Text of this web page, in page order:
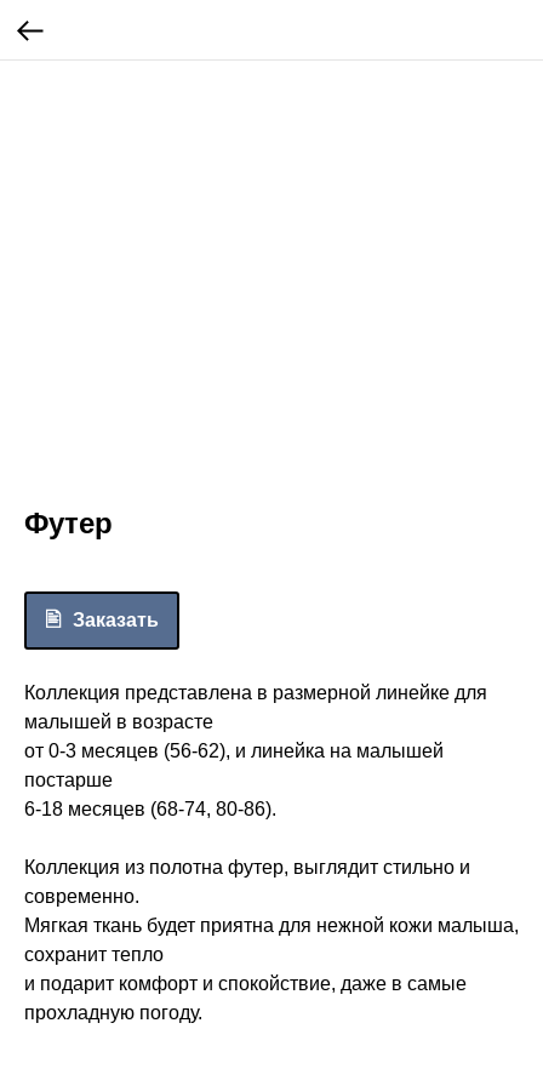
Футер
Заказать
Коллекция представлена в размерной линейке для
малышей в возрасте
от 0-3 месяцев (56-62), и линейка на малышей
постарше
6-18 месяцев (68-74, 80-86).
Коллекция из полотна футер, выглядит стильно и
современно.
Мягкая ткань будет приятна для нежной кожи малыша,
сохранит тепло
и подарит комфорт и спокойствие, даже в самые
прохладную погоду.